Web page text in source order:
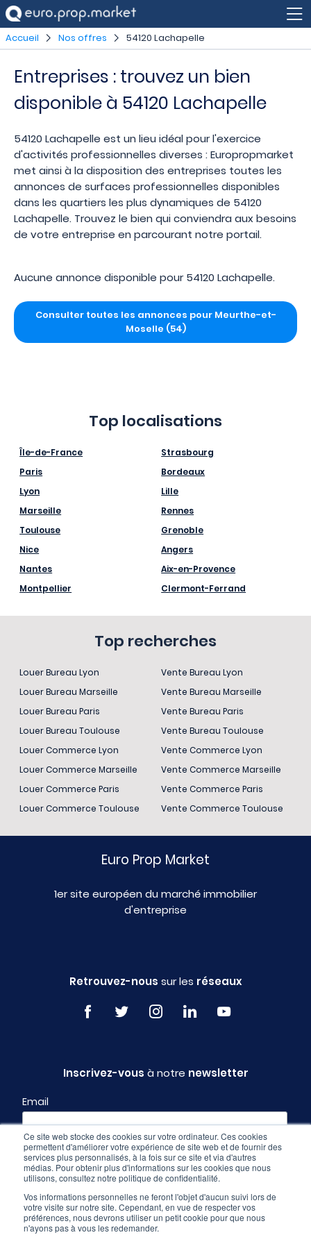
Ce site web stocke des cookies sur votre ordinateur. Ces cookies
permettent d'améliorer votre expérience de site web et de fournir des
services plus personnalisés, à la fois sur ce site et via d'autres
médias. Pour obtenir plus d'informations sur les cookies que nous
utilisons, consultez notre politique de confidentialité.
Vos informations personnelles ne feront l'objet d'aucun suivi lors de
votre visite sur notre site. Cependant, en vue de respecter vos
préférences, nous devrons utiliser un petit cookie pour que nous
n'ayons pas à vous les redemander.
Accueil Nos offres 54120 Lachapelle
Entreprises : trouvez un bien
disponible à 54120 Lachapelle
54120 Lachapelle est un lieu idéal pour l'exercice
d'activités professionnelles diverses : Europropmarket
met ainsi à la disposition des entreprises toutes les
annonces de surfaces professionnelles disponibles
dans les quartiers les plus dynamiques de 54120
Lachapelle. Trouvez le bien qui conviendra aux besoins
de votre entreprise en parcourant notre portail.
Aucune annonce disponible pour 54120 Lachapelle.
Consulter toutes les annonces pour Meurthe-et-
Moselle (54)
Top localisations
Île-de-France
Paris
Lyon
Marseille
Toulouse
Nice
Nantes
Montpellier
Strasbourg
Bordeaux
Lille
Rennes
Grenoble
Angers
Aix-en-Provence
Clermont-Ferrand
Top recherches
Louer Bureau Lyon
Louer Bureau Marseille
Louer Bureau Paris
Louer Bureau Toulouse
Louer Commerce Lyon
Louer Commerce Marseille
Louer Commerce Paris
Louer Commerce Toulouse
Vente Bureau Lyon
Vente Bureau Marseille
Vente Bureau Paris
Vente Bureau Toulouse
Vente Commerce Lyon
Vente Commerce Marseille
Vente Commerce Paris
Vente Commerce Toulouse
Euro Prop Market
1er site européen du marché immobilier
d'entreprise
Retrouvez-nous sur les réseaux
Inscrivez-vous à notre newsletter
Email
Profil